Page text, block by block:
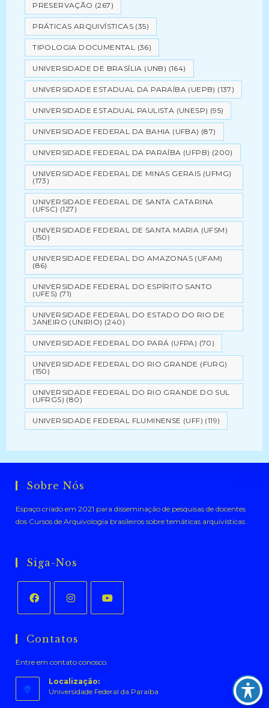
PRESERVAÇÃO (267)
PRÁTICAS ARQUIVÍSTICAS (35)
TIPOLOGIA DOCUMENTAL (36)
UNIVERSIDADE DE BRASÍLIA (UNB) (164)
UNIVERSIDADE ESTADUAL DA PARAÍBA (UEPB) (137)
UNIVERSIDADE ESTADUAL PAULISTA (UNESP) (95)
UNIVERSIDADE FEDERAL DA BAHIA (UFBA) (87)
UNIVERSIDADE FEDERAL DA PARAÍBA (UFPB) (200)
UNIVERSIDADE FEDERAL DE MINAS GERAIS (UFMG)
(173)
UNIVERSIDADE FEDERAL DE SANTA CATARINA
(UFSC) (127)
UNIVERSIDADE FEDERAL DE SANTA MARIA (UFSM)
(150)
UNIVERSIDADE FEDERAL DO AMAZONAS (UFAM)
(86)
UNIVERSIDADE FEDERAL DO ESPÍRITO SANTO
(UFES) (71)
UNIVERSIDADE FEDERAL DO ESTADO DO RIO DE
JANEIRO (UNIRIO) (240)
UNIVERSIDADE FEDERAL DO PARÁ (UFPA) (70)
UNIVERSIDADE FEDERAL DO RIO GRANDE (FURG)
(150)
UNIVERSIDADE FEDERAL DO RIO GRANDE DO SUL
(UFRGS) (80)
UNIVERSIDADE FEDERAL FLUMINENSE (UFF) (119)
Sobre Nós
Espaço criado em 2021 para disseminação de pesquisas de docentes
dos Cursos de Arquivologia brasileiros sobre temáticas arquivísticas .
Siga-Nos
em
nova
aba
em
nova
aba
nova
aba
Contatos
Entre em contato conosco.
Localização:
Universidade Federal da Paraíba